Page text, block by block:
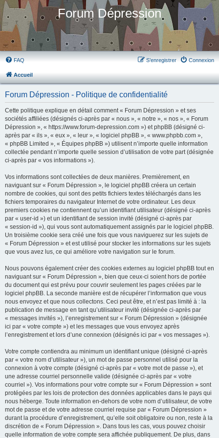
Forum Dépression
FAQ Connexion
S’enregistrer
Accueil
Forum Dépression - Politique de confidentialité
Cette politique explique en détail comment « Forum Dépression » et ses
sociétés affiliées (désignés ci-après par « nous », « notre », « nos », « Forum
Dépression », « https://www.forum-depression.com ») et phpBB (désigné ci-
après par « ils », « eux », « leur », « logiciel phpBB », « www.phpbb.com »,
« phpBB Limited », « Équipes phpBB ») utilisent n’importe quelle information
collectée pendant n’importe quelle session d’utilisation de votre part (désignée
ci-après par « vos informations »).
Vos informations sont collectées de deux manières. Premièrement, en
naviguant sur « Forum Dépression », le logiciel phpBB créera un certain
nombre de cookies, qui sont des petits fichiers textes téléchargés dans les
fichiers temporaires du navigateur Internet de votre ordinateur. Les deux
premiers cookies ne contiennent qu’un identifiant utilisateur (désigné ci-après
par « user-id ») et un identifiant de session invité (désigné ci-après par
« session-id »), qui vous sont automatiquement assignés par le logiciel phpBB.
Un troisième cookie sera créé une fois que vous naviguerez sur les sujets de
« Forum Dépression » et est utilisé pour stocker les informations sur les sujets
que vous avez lus, ce qui améliore votre navigation sur le forum.
Nous pouvons également créer des cookies externes au logiciel phpBB tout en
naviguant sur « Forum Dépression », bien que ceux-ci soient hors de portée
du document qui est prévu pour couvrir seulement les pages créées par le
logiciel phpBB. La seconde manière est de récupérer l’information que vous
nous envoyez et que nous collectons. Ceci peut être, et n’est pas limité à : la
publication de message en tant qu’utilisateur invité (désignée ci-après par
« messages invités »), l’enregistrement sur « Forum Dépression » (désignée
ici par « votre compte ») et les messages que vous envoyez après
l’enregistrement et lors d’une connexion (désignés ici par « vos messages »).
Votre compte contiendra au minimum un identifiant unique (désigné ci-après
par « votre nom d’utilisateur »), un mot de passe personnel utilisé pour la
connexion à votre compte (désigné ci-après par « votre mot de passe »), et
une adresse courriel personnelle valide (désignée ci-après par « votre
courriel »). Vos informations pour votre compte sur « Forum Dépression » sont
protégées par les lois de protection des données applicables dans le pays qui
nous héberge. Toute information en-dehors de votre nom d’utilisateur, de votre
mot de passe et de votre adresse courriel requise par « Forum Dépression »
durant la procédure d’enregistrement, qu’elle soit obligatoire ou non, reste à la
discrétion de « Forum Dépression ». Dans tous les cas, vous pouvez choisir
quelle information de votre compte sera affichée publiquement. De plus, dans